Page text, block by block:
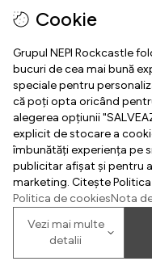
Cookie
Grupul NEPI Rockcastle
bucuri de cea mai bună
speciale pentru
că poți opta oricând
alegerea opțiunii
explicit de stocare a
îmbunătăți experiența pe
publicitar afișat și pentru
marketing. Citește
Politica de cookiesNota
Vezi mai multe
detalii
Parcare
Regulamente
Hartă interactivă
Cariere
Centru de presă
Termeni și Condiții
Personal
Setări Cookies
Politică Cookies
Declarație de
2026 ©Property of NEPI